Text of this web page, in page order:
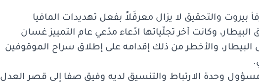
بيروت والتحقيق لا يزال معرقَلاً بفعل تهديدات المافيا
وكانت آخر تجلّياتها ادّعاء مدّعي عام التمييز غسان
والأخطر من ذلك إقدامه على إطلاق سراح الموقوفين
وحدة الارتباط والتنسيق لديه وفيق صفا إلى قصر العدل